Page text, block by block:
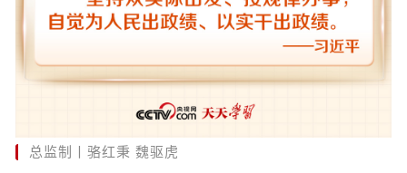
总监制丨骆红秉 魏驱虎